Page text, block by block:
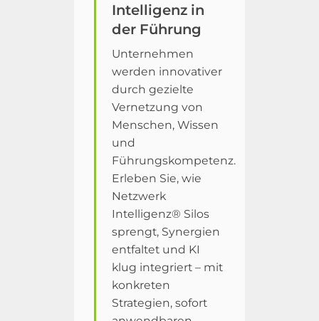
Intelligenz in
der Führung
Unternehmen
werden innovativer
durch gezielte
Vernetzung von
Menschen, Wissen
und
Führungskompetenz.
Erleben Sie, wie
Netzwerk
Intelligenz® Silos
sprengt, Synergien
entfaltet und KI
klug integriert – mit
konkreten
Strategien, sofort